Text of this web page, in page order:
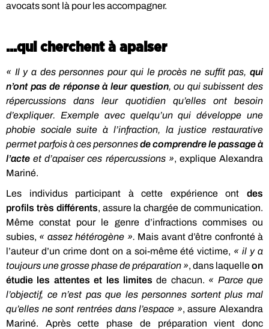
avocats sont là pour les accompagner.
...qui cherchent à apaiser
« Il y a des personnes pour qui le procès ne suffit pas, qui
n’ont pas de réponse à leur question, ou qui subissent des
répercussions dans leur quotidien qu’elles ont besoin
d’expliquer. Exemple avec quelqu’un qui développe une
phobie sociale suite à l’infraction, la justice restaurative
permet parfois à ces personnesde comprendre le passage à
l’acte et d’apaiser ces répercussions », explique Alexandra
Mariné.
Les individus participant à cette expérience ont des
profils très différents, assure la chargée de communication.
Même constat pour le genre d’infractions commises ou
subies, « assez hétérogène ». Mais avant d’être confronté à
l’auteur d’un crime dont on a soi-même été victime, « il y a
toujours une grosse phase de préparation », dans laquelleon
étudie les attentes et les limites de chacun. « Parce que
l’objectif, ce n’est pas que les personnes sortent plus mal
qu’elles ne sont rentrées dans l’espace », assure Alexandra
Mariné. Après cette phase de préparation vient donc